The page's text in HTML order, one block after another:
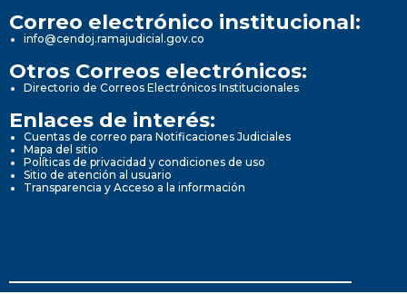
Correo electrónico institucional:
info@cendoj.ramajudicial.gov.co
Otros Correos electrónicos:
Directorio de Correos Electrónicos Institucionales
Enlaces de interés:
Cuentas de correo para Notificaciones Judiciales
Mapa del sitio
Políticas de privacidad y condiciones de uso
Sitio de atención al usuario
Transparencia y Acceso a la información